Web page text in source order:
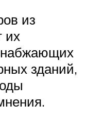
из
их
зданий,